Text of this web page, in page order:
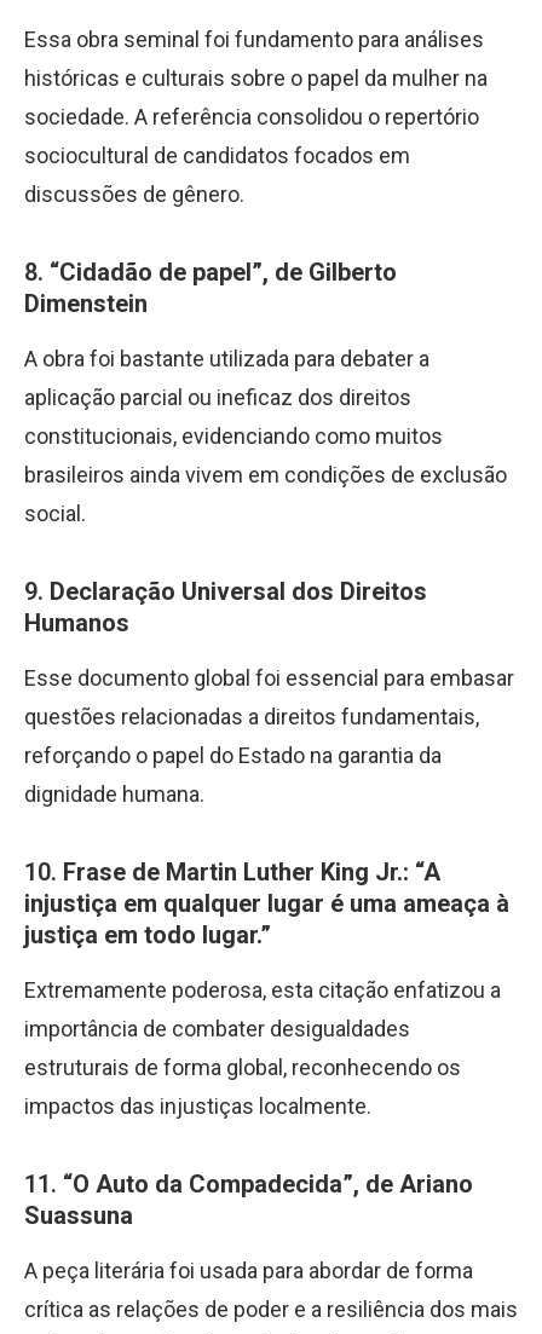
Essa obra seminal foi fundamento para análises
históricas e culturais sobre o papel da mulher na
sociedade. A referência consolidou o repertório
sociocultural de candidatos focados em
discussões de gênero.
8. “Cidadão de papel”, de Gilberto
Dimenstein
A obra foi bastante utilizada para debater a
aplicação parcial ou ineficaz dos direitos
constitucionais, evidenciando como muitos
brasileiros ainda vivem em condições de exclusão
social.
9. Declaração Universal dos Direitos
Humanos
Esse documento global foi essencial para embasar
questões relacionadas a direitos fundamentais,
reforçando o papel do Estado na garantia da
dignidade humana.
10. Frase de Martin Luther King Jr.: “A
injustiça em qualquer lugar é uma ameaça à
justiça em todo lugar.”
Extremamente poderosa, esta citação enfatizou a
importância de combater desigualdades
estruturais de forma global, reconhecendo os
impactos das injustiças localmente.
11. “O Auto da Compadecida”, de Ariano
Suassuna
A peça literária foi usada para abordar de forma
crítica as relações de poder e a resiliência dos mais